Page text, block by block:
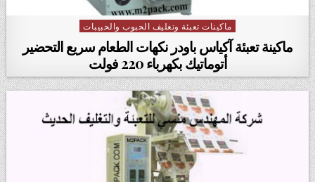
Posted in
ماكينات تعبئة وتغليف الحبوب والحبيبات
ماكينة تعبئة آكياس باودر نكهات الطعام سريع التحضير
أتوماتيك بكهرباء 220 فولت